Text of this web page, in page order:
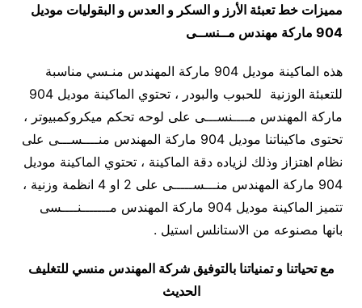
مميزات خط تعبئة الأرز و السكر و العدس و البقوليات موديل
904 ماركة مهندس مــنســى
هذه الماكينة موديل 904 ماركة المهندس منـسي مناسبة
للتعبئة الوزنية للحبوب والبودر ، تحتوي الماكينة موديل 904
ماركة المهندس مــــنســـى على لوحه تحكم ميكروكمبيوتر ،
تحتوى ماكيناتنا موديل 904 ماركة المهندس منــــســـى على
نظام اهتزاز وذلك لزياده دقة الماكينة ، تحتوي الماكينة موديل
904 ماركة المهندس منـــســـــى على 2 او 4 انظمة وزنية ،
تتميز الماكينة موديل 904 ماركة المهندس مـــــــنــــسى
بانها مصنوعه من الاستانلس استيل .
مع تحياتنا و تمنياتنا بالتوفيق شركة المهندس منسي للتغليف
الحديث